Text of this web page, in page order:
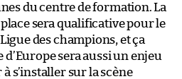
du centre de formation. La
place sera qualificative pour le
des champions, et ça
sera aussi un enjeu
s’installer sur la scène